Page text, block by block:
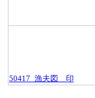
50417_漁夫図＿印